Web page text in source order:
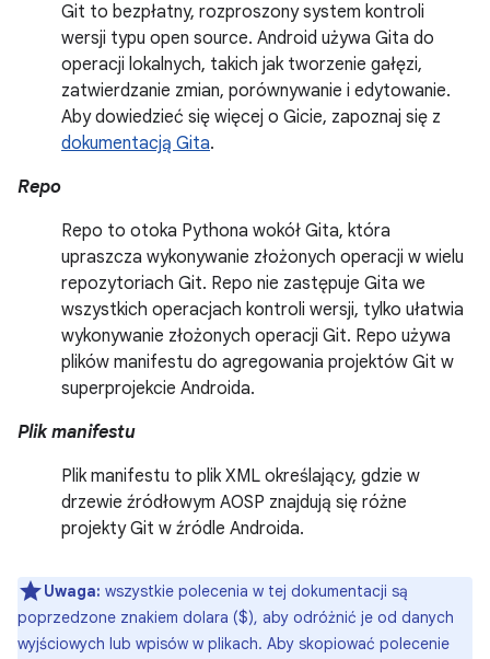
Git to bezpłatny, rozproszony system kontroli
wersji typu open source. Android używa Gita do
operacji lokalnych, takich jak tworzenie gałęzi,
zatwierdzanie zmian, porównywanie i edytowanie.
Aby dowiedzieć się więcej o Gicie, zapoznaj się z
dokumentacją Gita.
Repo
Repo to otoka Pythona wokół Gita, która
upraszcza wykonywanie złożonych operacji w wielu
repozytoriach Git. Repo nie zastępuje Gita we
wszystkich operacjach kontroli wersji, tylko ułatwia
wykonywanie złożonych operacji Git. Repo używa
plików manifestu do agregowania projektów Git w
superprojekcie Androida.
Plik manifestu
Plik manifestu to plik XML określający, gdzie w
drzewie źródłowym AOSP znajdują się różne
projekty Git w źródle Androida.
Uwaga: wszystkie polecenia w tej dokumentacji są
poprzedzone znakiem dolara ($), aby odróżnić je od danych
wyjściowych lub wpisów w plikach. Aby skopiować polecenie